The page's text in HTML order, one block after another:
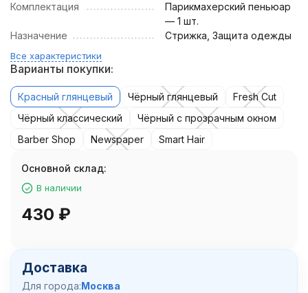
Комплектация
Парикмахерский пеньюар
— 1 шт.
Назначение
Стрижка, Защита одежды
Все характеристики
Варианты покупки:
Красный глянцевый Чёрный глянцевый
Fresh Cut
Чёрный классический
Чёрный с прозрачным окном
Barber Shop
Newspaper Smart Hair
Основной склад:
В наличии
430 ₽
Доставка
Для города:Москва